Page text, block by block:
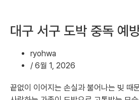
대구 서구 도박 중독 예
ryohwa
/ 6월 1, 2026
끝없이 이어지는 손실과 불어나는 빚 때